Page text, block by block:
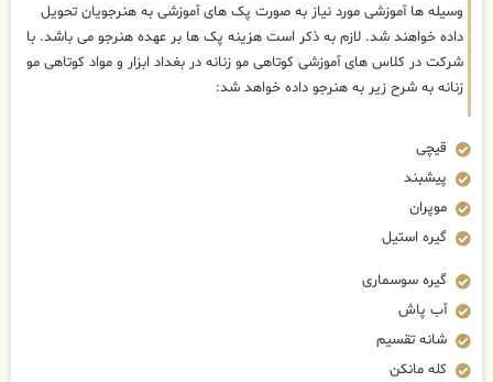
وسیله ها آموزشی مورد نیاز به صورت پک های آموزشی به هنرجویان تحویل
داده خواهند شد. لازم به ذکر است هزینه پک ها بر عهده هنرجو می باشد. با
شرکت در کلاس های آموزشی کوتاهی مو زنانه در بغداد ابزار و مواد کوتاهی مو
زنانه به شرح زیر به هنرجو داده خواهد شد:
قیچی
پیشبند
موپران
گیره استیل
گیره سوسماری
آب پاش
شانه تقسیم
کله مانکن